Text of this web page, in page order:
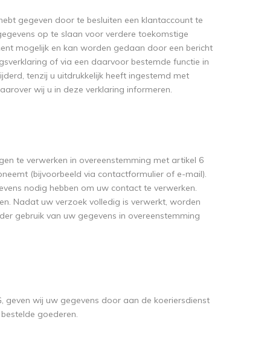
gegeven door te besluiten een klantaccount te
op te slaan voor verdere toekomstige
mogelijk en kan worden gedaan door een bericht
of via een daarvoor bestemde functie in
tenzij u uitdrukkelijk heeft ingestemd met
wij u in deze verklaring informeren.
te verwerken in overeenstemming met artikel 6
(bijvoorbeeld via contactformulier of e-mail).
nodig hebben om uw contact te verwerken.
Nadat uw verzoek volledig is verwerkt, worden
gebruik van uw gegevens in overeenstemming
geven wij uw gegevens door aan de koeriersdienst
goederen.